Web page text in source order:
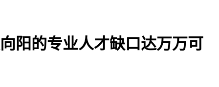
阳的专业人才缺口达万万可